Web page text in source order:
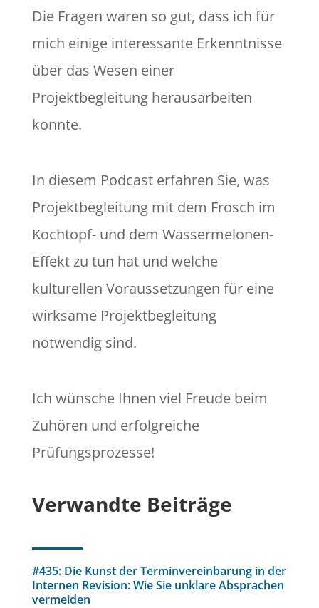
Die Fragen waren so gut, dass ich für
mich einige interessante Erkenntnisse
über das Wesen einer
Projektbegleitung herausarbeiten
konnte.
In diesem Podcast erfahren Sie, was
Projektbegleitung mit dem Frosch im
Kochtopf- und dem Wassermelonen-
Effekt zu tun hat und welche
kulturellen Voraussetzungen für eine
wirksame Projektbegleitung
notwendig sind.
Ich wünsche Ihnen viel Freude beim
Zuhören und erfolgreiche
Prüfungsprozesse!
Verwandte Beiträge
#435: Die Kunst der Terminvereinbarung in der
Internen Revision: Wie Sie unklare Absprachen
vermeiden